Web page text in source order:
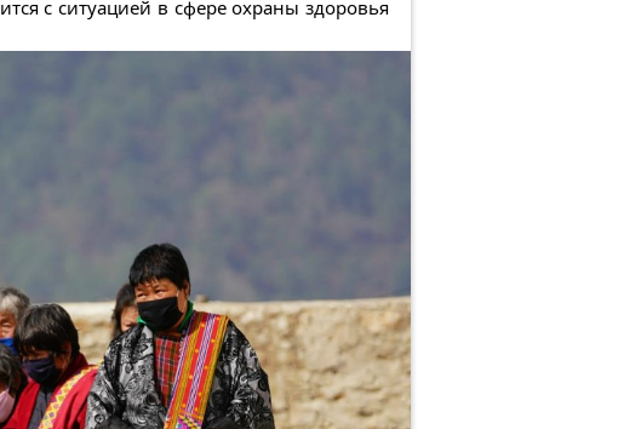
с ситуацией в сфере охраны здоровья